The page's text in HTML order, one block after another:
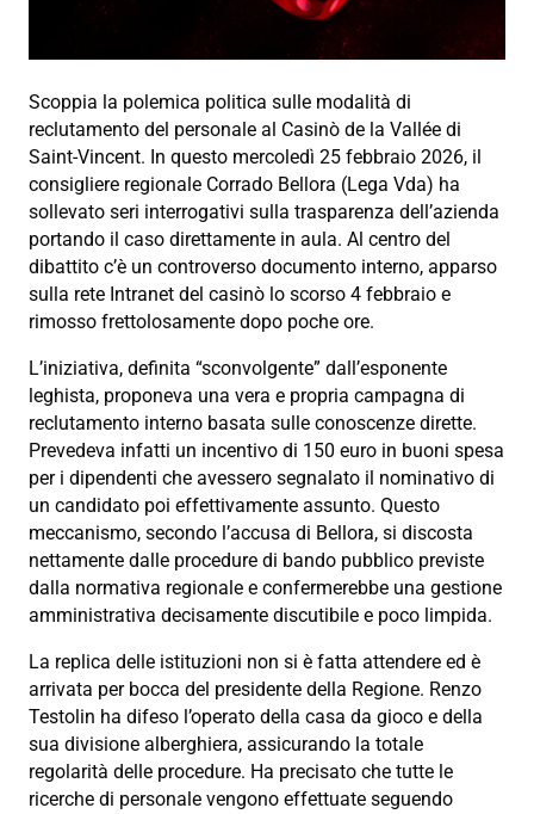
Scoppia la polemica politica sulle modalità di
reclutamento del personale al Casinò de la Vallée di
Saint-Vincent. In questo mercoledì 25 febbraio 2026, il
consigliere regionale Corrado Bellora (Lega Vda) ha
sollevato seri interrogativi sulla trasparenza dell’azienda
portando il caso direttamente in aula. Al centro del
dibattito c’è un controverso documento interno, apparso
sulla rete Intranet del casinò lo scorso 4 febbraio e
rimosso frettolosamente dopo poche ore.
L’iniziativa, definita “sconvolgente” dall’esponente
leghista, proponeva una vera e propria campagna di
reclutamento interno basata sulle conoscenze dirette.
Prevedeva infatti un incentivo di 150 euro in buoni spesa
per i dipendenti che avessero segnalato il nominativo di
un candidato poi effettivamente assunto. Questo
meccanismo, secondo l’accusa di Bellora, si discosta
nettamente dalle procedure di bando pubblico previste
dalla normativa regionale e confermerebbe una gestione
amministrativa decisamente discutibile e poco limpida.
La replica delle istituzioni non si è fatta attendere ed è
arrivata per bocca del presidente della Regione. Renzo
Testolin ha difeso l’operato della casa da gioco e della
sua divisione alberghiera, assicurando la totale
regolarità delle procedure. Ha precisato che tutte le
ricerche di personale vengono effettuate seguendo